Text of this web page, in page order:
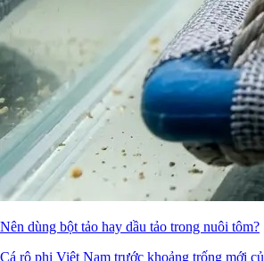
Nên dùng bột tảo hay dầu tảo trong nuôi tôm?
Cá rô phi Việt Nam trước khoảng trống mới